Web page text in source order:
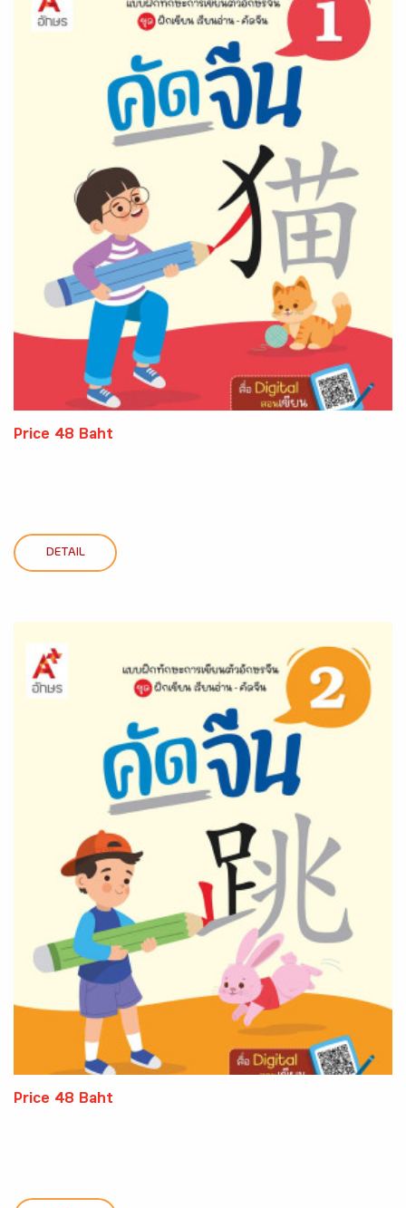
Price 48 Baht
DETAIL
Price 48 Baht